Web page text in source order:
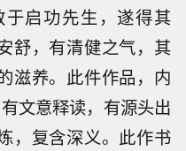
启功先生，遂得其
舒，有清健之气，其
滋养。此件作品，内
文意释读，有源头出
，复含深义。此作书